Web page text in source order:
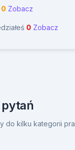
0 Zobacz
0 Zobacz
do kilku kategorii